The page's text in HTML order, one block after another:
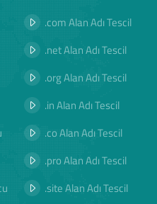
.com Alan Adı Tescil
.net Alan Adı Tescil
.org Alan Adı Tescil
.in Alan Adı Tescil
.co Alan Adı Tescil
.pro Alan Adı Tescil
.site Alan Adı Tescil